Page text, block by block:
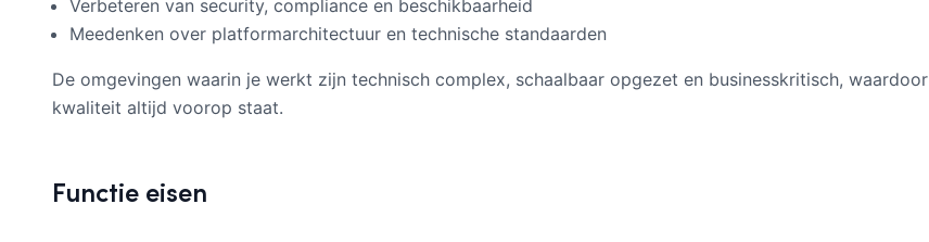
Verbeteren van security, compliance en beschikbaarheid
Meedenken over platformarchitectuur en technische standaarden
De omgevingen waarin je werkt zijn technisch complex, schaalbaar opgezet en businesskritisch, waardoor
kwaliteit altijd voorop staat.
Functie eisen